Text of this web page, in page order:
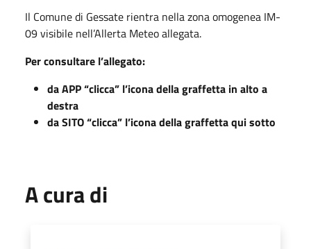
Il Comune di Gessate rientra nella zona omogenea IM-
09 visibile nell’Allerta Meteo allegata.
Per consultare l’allegato:
da APP “clicca” l’icona della graffetta in alto a
destra
da SITO “clicca” l’icona della graffetta qui sotto
A cura di